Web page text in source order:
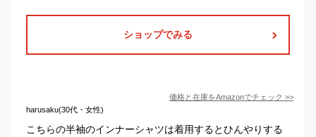
ショップでみる
価格と在庫をAmazonでチェック >>
harusaku(30代・女性)
こちらの半袖のインナーシャツは着用するとひんやりする